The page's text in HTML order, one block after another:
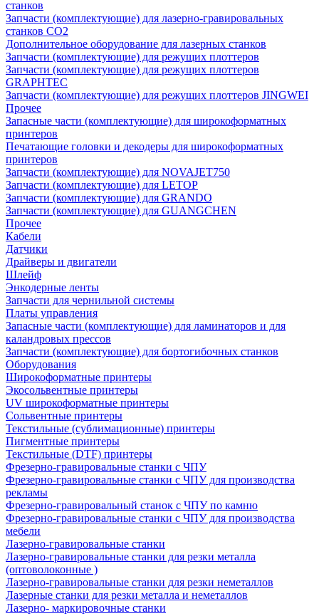
станков
Запчасти (комплектующие) для лазерно-гравировальных
станков CO2
Дополнительное оборудование для лазерных станков
Запчасти (комплектующие) для режущих плоттеров
Запчасти (комплектующие) для режущих плоттеров
GRAPHTEC
Запчасти (комплектующие) для режущих плоттеров JINGWEI
Прочее
Запасные части (комплектующие) для широкоформатных
принтеров
Печатающие головки и декодеры для широкоформатных
принтеров
Запчасти (комплектующие) для NOVAJET750
Запчасти (комплектующие) для LETOP
Запчасти (комплектующие) для GRANDO
Запчасти (комплектующие) для GUANGCHEN
Прочее
Кабели
Датчики
Драйверы и двигатели
Шлейф
Энкодерные ленты
Запчасти для чернильной системы
Платы управления
Запасные части (комплектующие) для ламинаторов и для
каландровых прессов
Запчасти (комплектующие) для бортогибочных станков
Оборудования
Широкоформатные принтеры
Экосольвентные принтеры
UV широкоформатные принтеры
Сольвентные принтеры
Текстильные (сублимационные) принтеры
Пигментные принтеры
Текстильные (DTF) принтеры
Фрезерно-гравировальные станки с ЧПУ
Фрезерно-гравировальные станки с ЧПУ для производства
рекламы
Фрезерно-гравировальный станок с ЧПУ по камню
Фрезерно-гравировальные станки с ЧПУ для производства
мебели
Лазерно-гравировальные станки
Лазерно-гравировальные станки для резки металла
(оптоволоконные )
Лазерно-гравировальные станки для резки неметаллов
Лазерные станки для резки металла и неметаллов
Лазерно- маркировочные станки